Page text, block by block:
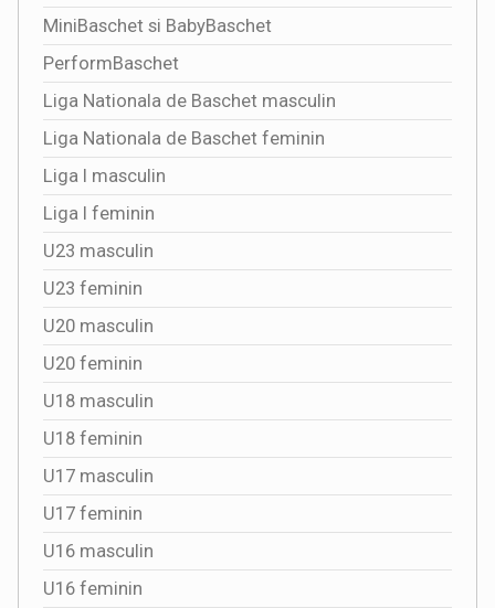
MiniBaschet si BabyBaschet
PerformBaschet
Liga Nationala de Baschet masculin
Liga Nationala de Baschet feminin
Liga I masculin
Liga I feminin
U23 masculin
U23 feminin
U20 masculin
U20 feminin
U18 masculin
U18 feminin
U17 masculin
U17 feminin
U16 masculin
U16 feminin